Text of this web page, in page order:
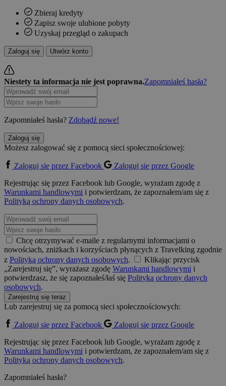
Zbieraj kredyty
Zapisz swoje ulubione pobyty
Uzyskaj przegląd o zakupach
Zaloguj się Utwórz konto
Niestety ta informacja nie jest poprawna.Zapomniałeś hasła?
Zapomniałeś hasła? Zdobądź nowe!
Zaloguj się
Możesz zalogować się z pomocą sieci społecznościowej:
Zaloguj się przez Facebook
Zaloguj się przez Google
Rejestrując się przez Facebook lub Google, wyrażam zgodę z
Warunkami handlowymi i potwierdzam, że zapoznałem/am się z
Polityką ochrony danych osobowych.
Chcę otrzymywać e-maile z regularnymi informacjami o
nowościach, zniżkach i korzyściach płynących z Travelking zgodnie
z Polityką ochrony danych osobowych.
Klikając przycisk
„Zarejestruj się”, wyrażasz zgodę Warunkami handlowymi i
potwierdzasz, że się zapoznałeś/łaś się Polityką ochrony danych
osobowych.
Zarejestruj się teraz
Lub zarejestruj się za pomocą sieci społecznościowych:
Zaloguj się przez Facebook
Zaloguj się przez Google
Rejestrując się przez Facebook lub Google, wyrażam zgodę z
Warunkami handlowymi i potwierdzam, że zapoznałem/am się z
Polityką ochrony danych osobowych.
Zapomniałeś hasła?